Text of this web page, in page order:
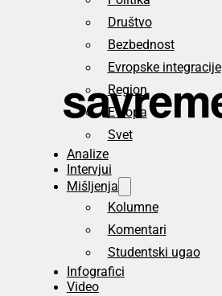
Društvo
Bezbednost
Evropske integracije
Region
Evropa
Svet
Analize
Intervjui
Mišljenja
Kolumne
Komentari
Studentski ugao
Infografici
Video